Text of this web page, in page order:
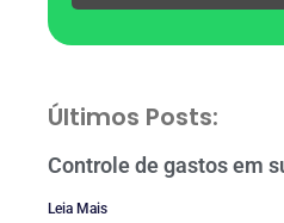
Últimos Posts:
Controle de gastos em
Leia Mais